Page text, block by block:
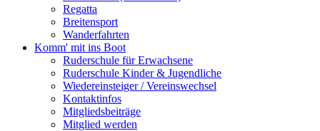
Regatta
Breitensport
Wanderfahrten
Komm' mit ins Boot
Ruderschule für Erwachsene
Ruderschule Kinder & Jugendliche
Wiedereinsteiger / Vereinswechsel
Kontaktinfos
Mitgliedsbeiträge
Mitglied werden